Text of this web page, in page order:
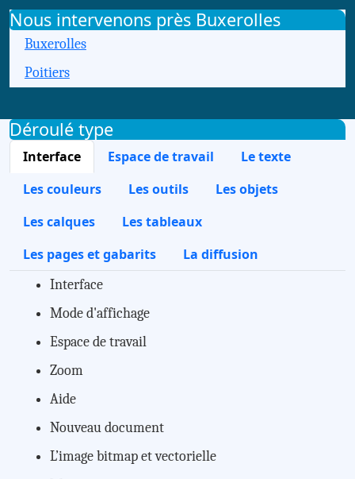
Nous intervenons près Buxerolles
Buxerolles
Poitiers
Déroulé type
Interface Espace de travail
Le texte
Les couleurs
Les outils
Les objets
Les calques
Les tableaux
Les pages et gabarits
La diffusion
Interface
Mode d'affichage
Espace de travail
Zoom
Aide
Nouveau document
L’image bitmap et vectorielle